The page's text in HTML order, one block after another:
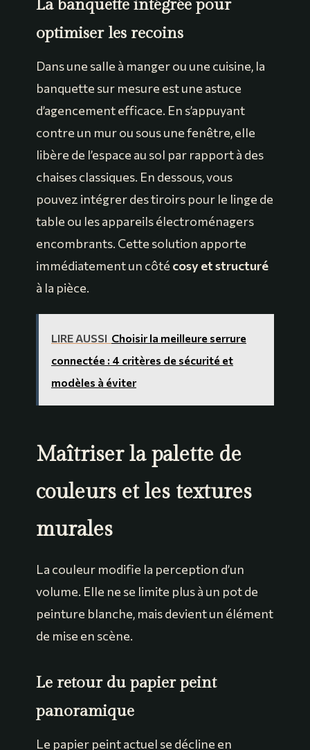
La banquette intégrée pour
optimiser les recoins
Dans une salle à manger ou une cuisine, la
banquette sur mesure est une astuce
d’agencement efficace. En s’appuyant
contre un mur ou sous une fenêtre, elle
libère de l’espace au sol par rapport à des
chaises classiques. En dessous, vous
pouvez intégrer des tiroirs pour le linge de
table ou les appareils électroménagers
encombrants. Cette solution apporte
immédiatement un côté cosy et structuré
à la pièce.
LIRE AUSSI Choisir la meilleure serrure
connectée : 4 critères de sécurité et
modèles à éviter
Maîtriser la palette de
couleurs et les textures
murales
La couleur modifie la perception d’un
volume. Elle ne se limite plus à un pot de
peinture blanche, mais devient un élément
de mise en scène.
Le retour du papier peint
panoramique
Le papier peint actuel se décline en